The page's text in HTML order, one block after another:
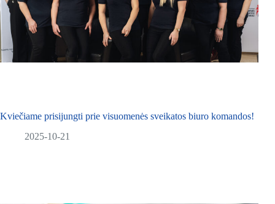
Kviečiame prisijungti prie visuomenės sveikatos biuro komandos!
2025-10-21